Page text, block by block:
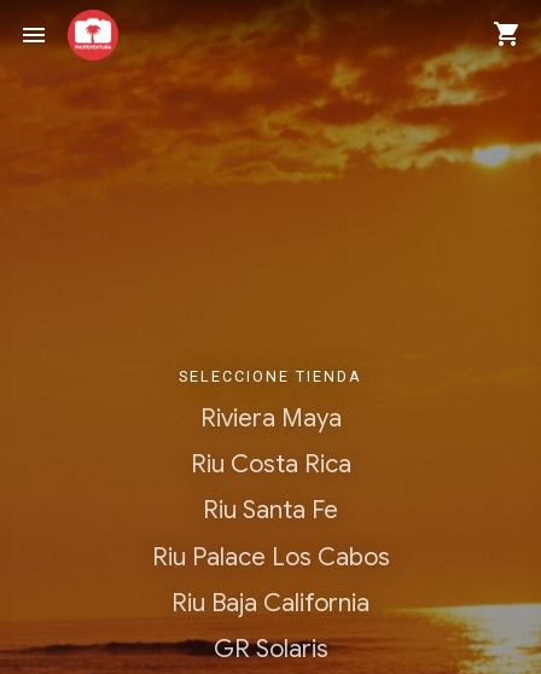
menu shopping_cart
SELECCIONE TIENDA
Riviera Maya
Riu Costa Rica
Riu Santa Fe
Riu Palace Los Cabos
Riu Baja California
GR Solaris